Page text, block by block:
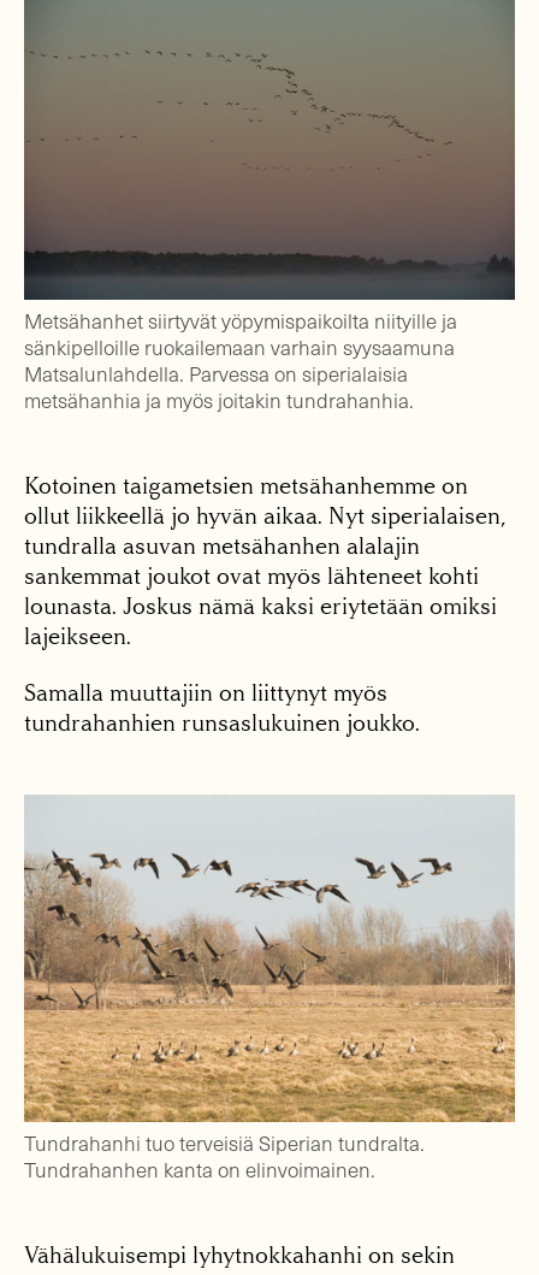
Metsähanhet siirtyvät yöpymispaikoilta niityille ja
sänkipelloille ruokailemaan varhain syysaamuna
Matsalunlahdella. Parvessa on siperialaisia
metsähanhia ja myös joitakin tundrahanhia.
Kotoinen taigametsien metsähanhemme on
ollut liikkeellä jo hyvän aikaa. Nyt siperialaisen,
tundralla asuvan metsähanhen alalajin
sankemmat joukot ovat myös lähteneet kohti
lounasta. Joskus nämä kaksi eriytetään omiksi
lajeikseen.
Samalla muuttajiin on liittynyt myös
tundrahanhien runsaslukuinen joukko.
Tundrahanhi tuo terveisiä Siperian tundralta.
Tundrahanhen kanta on elinvoimainen.
Vähälukuisempi lyhytnokkahanhi on sekin